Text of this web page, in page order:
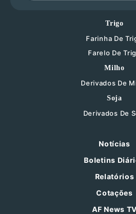
Trigo
Farinha De
Farelo De
Milho
Derivados De
Soja
Derivados De
Notícias
Boletins
Relatórios
Cotações
AF News TV